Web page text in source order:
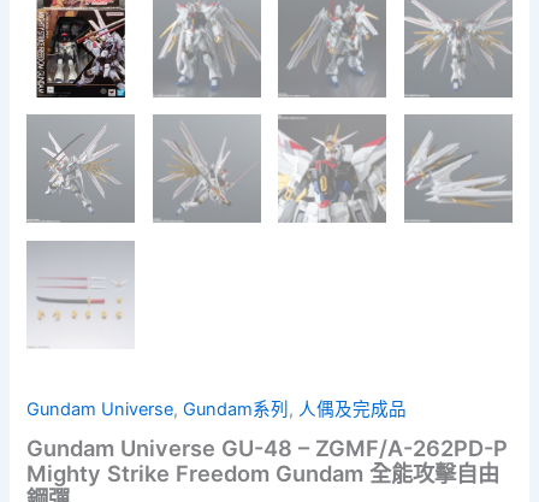
Gundam Universe,Gundam系列 , 人偶及完成品
Gundam Universe GU-48 – ZGMF/A-262PD-P
Mighty Strike Freedom Gundam 全能攻擊自由